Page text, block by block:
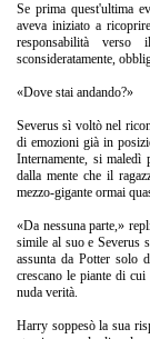
Se prima quest'ultima
aveva iniziato a
responsabilità
sconsideratamente,
«Dove stai andando?»
Severus sì voltò nel
di emozioni già in
Internamente, si maledì
dalla mente che il
mezzo-gigante ormai
«Da nessuna parte,»
simile al suo e Severus
assunta da Potter solo
crescano le piante di
nuda verità.
Harry soppesò la sua